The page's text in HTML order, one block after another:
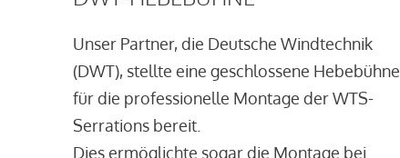
Unser Partner, die Deutsche Windtechnik
(DWT), stellte eine geschlossene Hebebühne
für die professionelle Montage der WTS-
Serrations bereit.
Dies ermöglichte sogar die Montage bei